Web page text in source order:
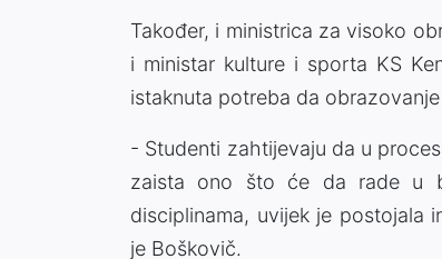
Također, i ministrica za visoko
i ministar kulture i sporta KS
istaknuta potreba da
- Studenti zahtijevaju da u
zaista ono što će da rade u
disciplinama, uvijek je postojala
je Boškovič.